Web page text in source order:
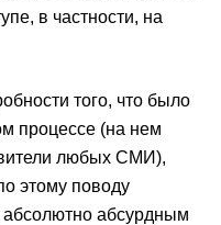
в частности, на
того, что было
процессе (на нем
любых СМИ),
этому поводу
абсолютно абсурдным